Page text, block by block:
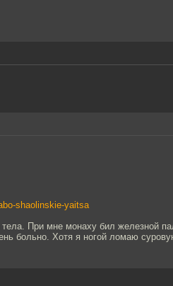
shaolinskie-yaitsa
При мне монаху бил железной
больно. Хотя я ногой ломаю